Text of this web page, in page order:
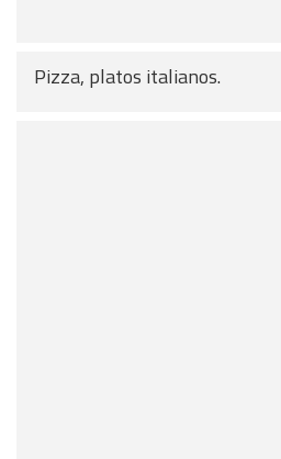
Pizza, platos italianos.